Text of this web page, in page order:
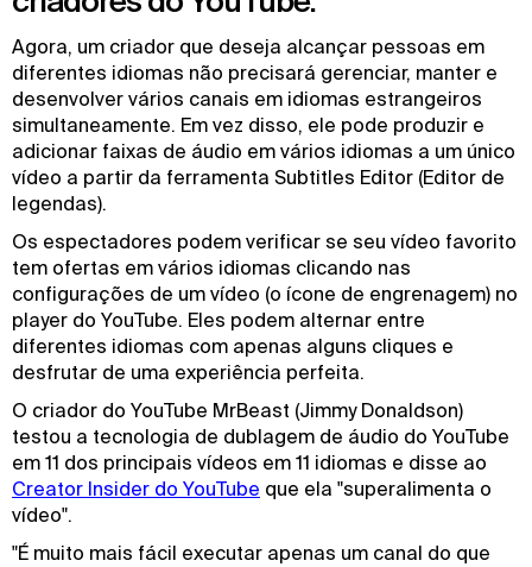
Agora, um criador que deseja alcançar pessoas em
diferentes idiomas não precisará gerenciar, manter e
desenvolver vários canais em idiomas estrangeiros
simultaneamente. Em vez disso, ele pode produzir e
adicionar faixas de áudio em vários idiomas a um único
vídeo a partir da ferramenta Subtitles Editor (Editor de
legendas).
Os espectadores podem verificar se seu vídeo favorito
tem ofertas em vários idiomas clicando nas
configurações de um vídeo (o ícone de engrenagem) no
player do YouTube. Eles podem alternar entre
diferentes idiomas com apenas alguns cliques e
desfrutar de uma experiência perfeita.
O criador do YouTube MrBeast (Jimmy Donaldson)
testou a tecnologia de dublagem de áudio do YouTube
em 11 dos principais vídeos em 11 idiomas e disse ao
Creator Insider do YouTube que ela "superalimenta o
vídeo".
"É muito mais fácil executar apenas um canal do que